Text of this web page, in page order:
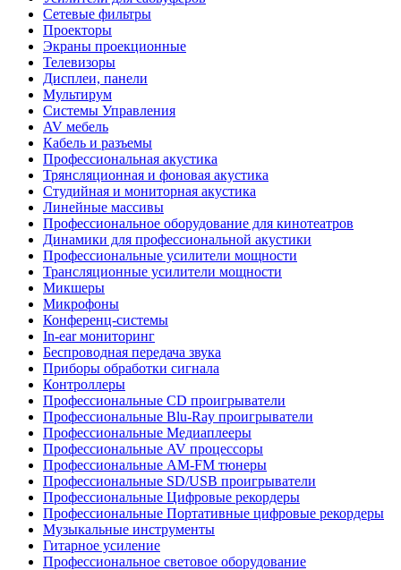
Сетевые фильтры
Проекторы
Экраны проекционные
Телевизоры
Дисплеи, панели
Мультирум
Системы Управления
AV мебель
Кабель и разъемы
Профессиональная акустика
Трянсляционная и фоновая акустика
Студийная и мониторная акустика
Линейные массивы
Профессиональное оборудование для кинотеатров
Динамики для профессиональной акустики
Профессиональные усилители мощности
Трансляционные усилители мощности
Микшеры
Микрофоны
Конференц-системы
In-ear мониторинг
Беспроводная передача звука
Приборы обработки сигнала
Контроллеры
Профессиональные СD проигрыватели
Профессиональные Blu-Ray проигрыватели
Профессиональные Медиаплееры
Профессиональные AV процессоры
Профессиональные AM-FM тюнеры
Профессиональные SD/USB проигрыватели
Профессиональные Цифровые рекордеры
Профессиональные Портативные цифровые рекордеры
Музыкальные инструменты
Гитарное усиление
Профессиональное световое оборудование